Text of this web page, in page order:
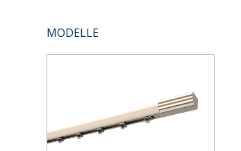
MODELLE